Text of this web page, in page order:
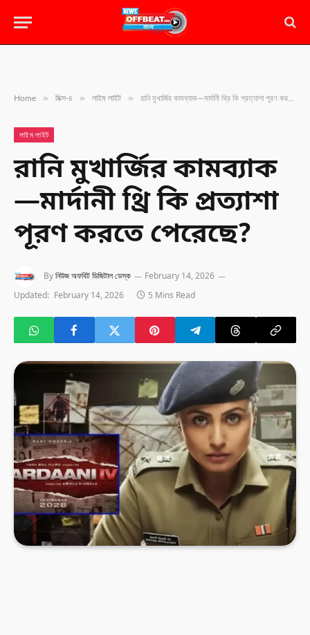
Home » মিক্স-৪ » লাইম লাইট » রানি মুখার্জির কামব্যাক—মার্দানী থ্রি কি প্রত্যাশা পূরণ করতে পেরেছে?
লাইম লাইট
রানি মুখার্জির কামব্যাক
—মার্দানী থ্রি কি প্রত্যাশা
পূরণ করতে পেরেছে?
Byনিউজ অফবিট ডিজিটাল ডেস্ক
February 14, 2026
Updated: February 14, 2026 5 Mins Read